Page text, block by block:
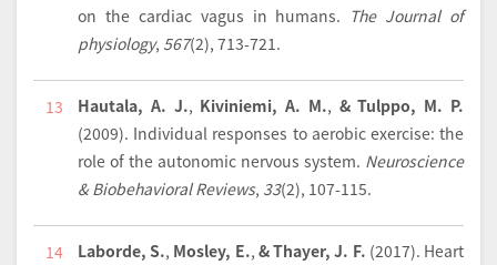
on the cardiac vagus in humans. The Journal of
physiology, 567(2), 713-721.
13 Hautala, A. J., Kiviniemi, A. M., & Tulppo, M. P.
(2009). Individual responses to aerobic exercise: the
role of the autonomic nervous system. Neuroscience
& Biobehavioral Reviews, 33(2), 107-115.
14 Laborde, S., Mosley, E., & Thayer, J. F. (2017). Heart